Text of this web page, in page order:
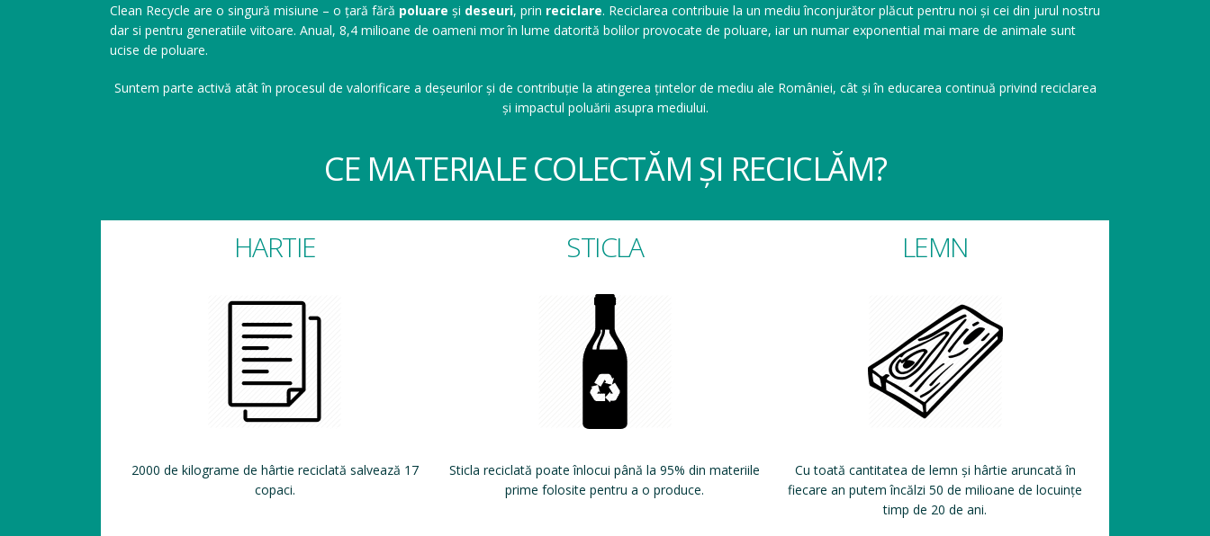
Clean Recycle are o singură misiune – o țară fără poluare și deseuri, prin reciclare. Reciclarea contribuie la un mediu înconjurător plăcut pentru noi și cei din jurul nostru
dar si pentru generatiile viitoare. Anual, 8,4 milioane de oameni mor în lume datorită bolilor provocate de poluare, iar un numar exponential mai mare de animale sunt
ucise de poluare.
Suntem parte activă atât în procesul de valorificare a deșeurilor și de contribuție la atingerea țintelor de mediu ale României, cât și în educarea continuă privind reciclarea
și impactul poluării asupra mediului.
CE MATERIALE COLECTĂM ȘI RECICLĂM?
HARTIE
2000 de kilograme de hârtie reciclată salvează 17
copaci.
STICLA
Sticla reciclată poate înlocui până la 95% din materiile
prime folosite pentru a o produce.
LEMN
Cu toată cantitatea de lemn și hârtie aruncată în
fiecare an putem încălzi 50 de milioane de locuințe
timp de 20 de ani.